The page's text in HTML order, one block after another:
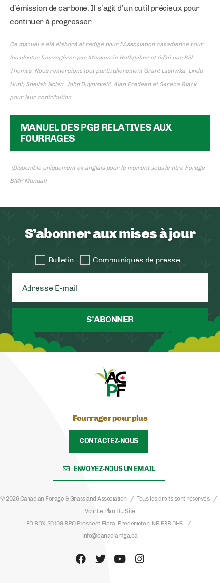
d’émission de carbone. Il s’agit d’un outil précieux pour
continuer à progresser.
Ce manuel a été élaboré et rédigé pour l’Association canadienne pour
les plantes fourragères par Mackenzie Rathgeber et édité par Bill
Thomas. Nous remercions tout particulièrement Grant Lastiwka, Linda
Hunt, Sheilah Nolan, John Duynisveld, Alan Fredeen et Serena Black
pour leur contribution.
MANUEL DES PGB RELATIVES AUX
FOURRAGES
(Disponible uniquement en anglais pour le moment sous le titre Forage
BMP Manual)
S’abonner aux mises à jour
Bulletin Communiqués de presse
S'ABONNER
Fourrager pour plus
CONTACTEZ-NOUS
ENVOYEZ-NOUS UN EMAIL
© 2026 Canadian Forage & Grassland Association
Tous les droits sont réservés
Voir Le Plan Du Site
PO BOX 30109 RPO Prospect Plaza, Fredericton, NB E3B 0H8
info@canadianfga.ca